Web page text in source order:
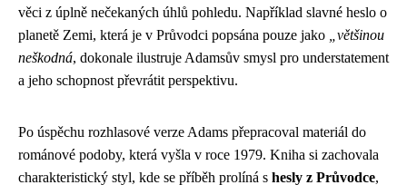
věci z úplně nečekaných úhlů pohledu. Například slavné heslo o
planetě Zemi, která je v Průvodci popsána pouze jako
„většinou
neškodná, dokonale ilustruje Adamsův smysl pro understatement
a jeho schopnost převrátit perspektivu.
Po úspěchu rozhlasové verze Adams přepracoval materiál do
románové podoby, která vyšla v roce 1979. Kniha si zachovala
charakteristický styl, kde se příběh prolíná s hesly z Průvodce,